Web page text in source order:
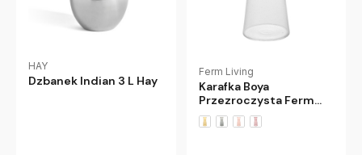
HAY
Dzbanek Indian 3 L Hay
Ferm Living
Karafka Boya
Przezroczysta Ferm
Living